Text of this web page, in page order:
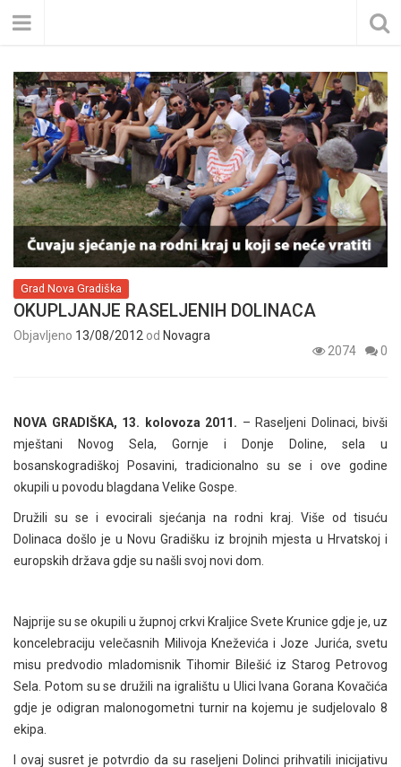
Grad Nova Gradiška
OKUPLJANJE RASELJENIH DOLINACA
Objavljeno 13/08/2012 od Novagra
2074
0
NOVA GRADIŠKA, 13. kolovoza 2011. – Raseljeni Dolinaci, bivši
mještani Novog Sela, Gornje i Donje Doline, sela u
bosanskogradiškoj Posavini, tradicionalno su se i ove godine
okupili u povodu blagdana Velike Gospe.
Družili su se i evocirali sjećanja na rodni kraj. Više od tisuću
Dolinaca došlo je u Novu Gradišku iz brojnih mjesta u Hrvatskoj i
europskih država gdje su našli svoj novi dom.
Najprije su se okupili u župnoj crkvi Kraljice Svete Krunice gdje je, uz
koncelebraciju velečasnih Milivoja Kneževića i Joze Jurića, svetu
misu predvodio mladomisnik Tihomir Bilešić iz Starog Petrovog
Sela. Potom su se družili na igralištu u Ulici Ivana Gorana Kovačića
gdje je odigran malonogometni turnir na kojemu je sudjelovalo 8
ekipa.
I ovaj susret je potvrdio da su raseljeni Dolinci prihvatili inicijativu